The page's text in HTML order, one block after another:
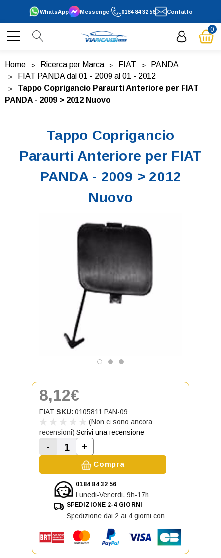
0184 84 32 56
WhatsApp Contatto
Messenger
0
Home Ricerca per Marca FIAT
PANDA
FIAT PANDA dal 01 - 2009 al 01 - 2012
Tappo Coprigancio Paraurti Anteriore per FIAT
PANDA - 2009 > 2012 Nuovo
Tappo Coprigancio
Paraurti Anteriore per FIAT
PANDA - 2009 > 2012
Nuovo
8,12€
FIAT SKU: 0105811 PAN-09
(Non ci sono ancora
recensioni) Scrivi una recensione
Diminuisci la quantità di Tappo Coprigancio
-
Aumenta la quantità di Tappo
+
Compra
0184 84 32 56
Lunedi-Venerdi, 9h-17h
SPEDIZIONE 2-4 GIORNI
Spedizione dai 2 ai 4 giorni con